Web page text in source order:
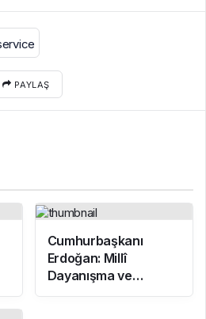
PAYLAŞ
Cumhurbaşkanı
Erdoğan: Millî
Dayanışma ve
Toplumsal